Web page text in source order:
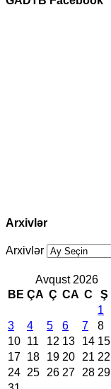
Arxivlər
Arxivlər
Avqust 2026
BE ÇA Ç CA C Ş
1
3
4 5 6 7 8
10 11 12 13 14 15
17 18 19 20 21 22
24 25 26 27 28 29